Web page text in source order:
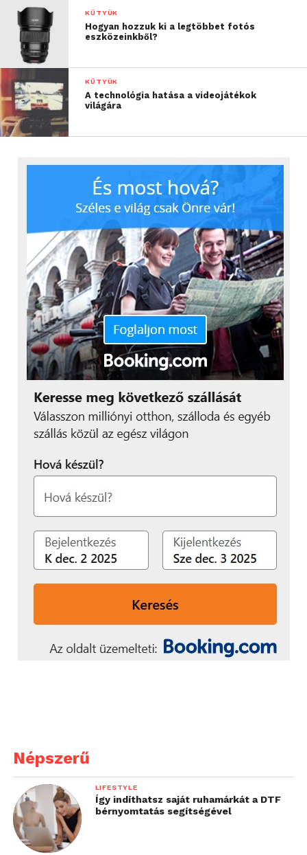
KÜTYÜK
Hogyan hozzuk ki a legtöbbet fotós
eszközeinkből?
KÜTYÜK
A technológia hatása a videojátékok
világára
Népszerű
LIFESTYLE
Így indíthatsz saját ruhamárkát a DTF
bérnyomtatás segítségével